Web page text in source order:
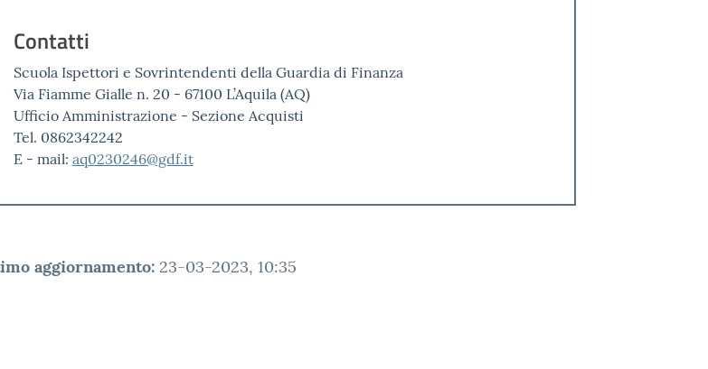
Contatti
Scuola Ispettori e Sovrintendenti della Guardia di Finanza
Via Fiamme Gialle n. 20 - 67100 L’Aquila (AQ)
Ufficio Amministrazione - Sezione Acquisti
Tel. 0862342242
E - mail: aq0230246@gdf.it
aggiornamento: 23-03-2023, 10:35